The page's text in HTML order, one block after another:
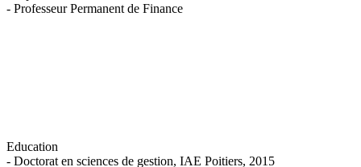
- Professeur Permanent de Finance
Education
- Doctorat en sciences de gestion, IAE Poitiers, 2015